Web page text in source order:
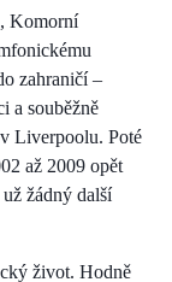
Komorní
zahraničí –
a souběžně
Liverpoolu. Poté
až 2009 opět
žádný další
život. Hodně